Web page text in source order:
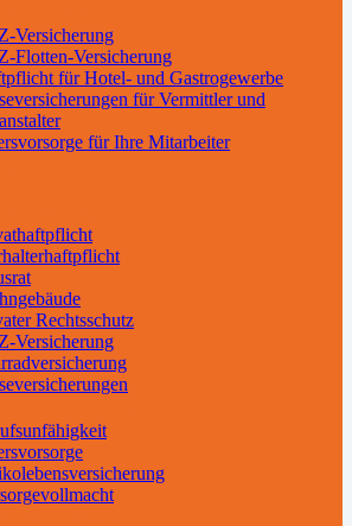
Versicherung
Flotten-Versicherung
für Hotel- und Gastrogewerbe
für Vermittler und
für Ihre Mitarbeiter
Rechtsschutz
Versicherung